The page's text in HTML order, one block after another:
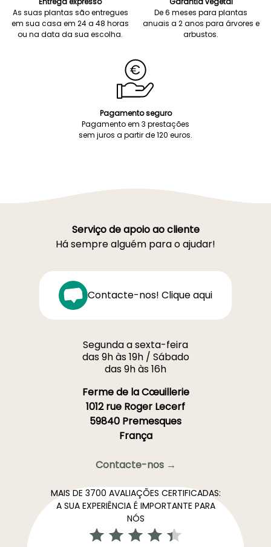
As suas plantas são entregues
em sua casa em 24 a 48 horas
ou na data da sua escolha.
De 6 meses para plantas
anuais a 2 anos para árvores e
arbustos.
Pagamento seguro
Pagamento em 3 prestações
sem juros a partir de 120 euros.
Serviço de apoio ao cliente
Há sempre alguém para o ajudar!
Contacte-nos! Clique aqui
Segunda a sexta-feira
das 9h às 19h / Sábado
das 9h às 16h
Ferme de la Cœuillerie
1012 rue Roger Lecerf
59840 Premesques
França
Contacte-nos →
MAIS DE 3700 AVALIAÇÕES CERTIFICADAS:
A SUA EXPERIÊNCIA É IMPORTANTE PARA
NÓS